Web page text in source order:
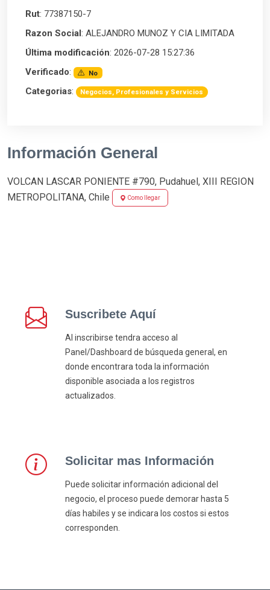
Rut: 77387150-7
Razon Social : ALEJANDRO MUNOZ Y CIA LIMITADA
Última modificación: 2026-07-28 15:27:36
Verificado: No
Categorias: Negocios, Profesionales y Servicios
Información General
VOLCAN LASCAR PONIENTE #790, Pudahuel, XIII REGION
METROPOLITANA, Chile
Como llegar
Suscribete Aquí
Al inscribirse tendra acceso al
Panel/Dashboard de búsqueda general, en
donde encontrara toda la información
disponible asociada a los registros
actualizados.
Solicitar mas Información
Puede solicitar información adicional del
negocio, el proceso puede demorar hasta 5
días habiles y se indicara los costos si estos
corresponden.